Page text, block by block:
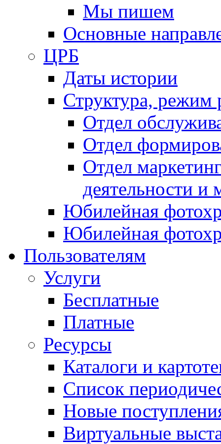
Мы пишем
Основные
ЦРБ
Даты истории
Структура, режим
Отдел
Отдел
Отдел
деятельности и
Юбилейная
Юбилейная
Пользователям
Услуги
Бесплатные
Платные
Ресурсы
Каталоги и
Список
Новые
Виртуальные